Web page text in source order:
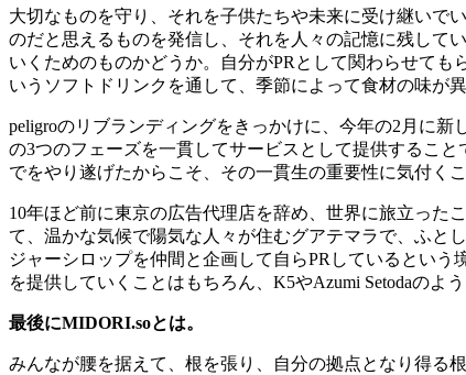
大切なものを守り、それを子供たちや未来に受け継いで
のだと思えるものを発信し、それを人々の記憶に残して
いくためのものかどうか。自分がPR として関わらせても
いうソフトドリンクを通して、季節によって食材の味が
peligroのリブランディングをきっかけに、今年の2 月に新
の3つのフェーズを一貫してサービスとして提供するこ
でをやり遂げたからこそ、その一貫生の重要性に気付く
10年ほど前に東京の広告代理店を辞め、世界に旅立った
て、温かな気候で陽気な人々が住むグアテマラで、ふと
ジャーシロップを仲間と企画して自らPR しているという
を提供していくことはもちろん、 K5やAzumi Setodaのよ
最後にMIDORI.soとは。
みんなが腰を据えて、根を張り、自分の拠点となり得る